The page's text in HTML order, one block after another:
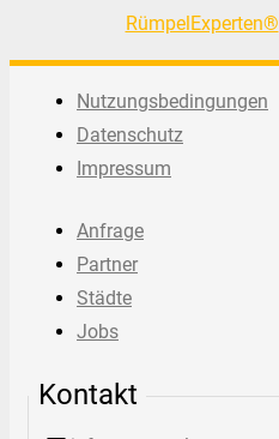
RümpelExperten®
Nutzungsbedingungen
Datenschutz
Impressum
Anfrage
Partner
Städte
Jobs
Kontakt